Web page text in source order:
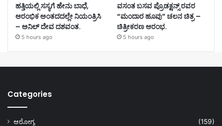
ಹತ್ತಿಯಲ್ಲಿ ಸಸ್ಯಗೆ ಹೇನು ಬಾಧೆ,
ಆರಂಭಿಕ ಅಂತದದಲ್ಲೇ ನಿಯಂತ್ರಿಸಿ
– ಅನಿಲ್ ದೇವ ದಶವಂತ.
5 hours ago
ವಸಂತ ಬಸವ ಪ್ರೊಡಕ್ಷನ್ಸ್ ರವರ
“ಮಂದಾರ ಹೂವು” ಚಲನ ಚಿತ್ರ –
ಚಿತ್ರೀಕರಣ ಆರಂಭ.
5 hours ago
Categories
ಆರೋಗ್ಯ
(159)